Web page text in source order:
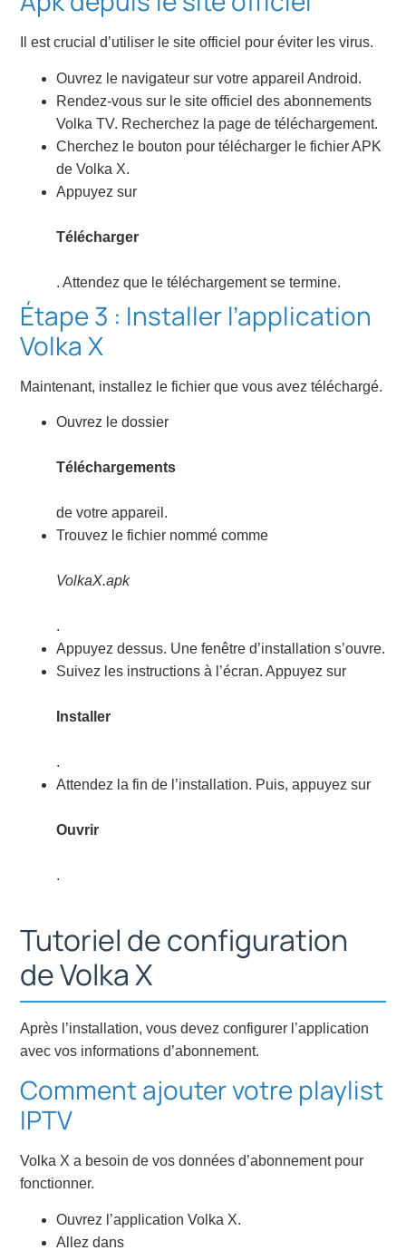
Il est crucial d’utiliser le site officiel pour éviter les virus.
Ouvrez le navigateur sur votre appareil Android.
Rendez-vous sur le site officiel des abonnements
Volka TV. Recherchez la page de téléchargement.
Cherchez le bouton pour télécharger le fichier APK
de Volka X.
Appuyez sur
Télécharger
. Attendez que le téléchargement se termine.
Étape 3 : Installer l’application
Volka X
Maintenant, installez le fichier que vous avez téléchargé.
Ouvrez le dossier
Téléchargements
de votre appareil.
Trouvez le fichier nommé comme
VolkaX.apk
.
Appuyez dessus. Une fenêtre d’installation s’ouvre.
Suivez les instructions à l’écran. Appuyez sur
Installer
.
Attendez la fin de l’installation. Puis, appuyez sur
Ouvrir
.
Tutoriel de configuration
de Volka X
Après l’installation, vous devez configurer l’application
avec vos informations d’abonnement.
Comment ajouter votre playlist
IPTV
Volka X a besoin de vos données d’abonnement pour
fonctionner.
Ouvrez l’application Volka X.
Allez dans